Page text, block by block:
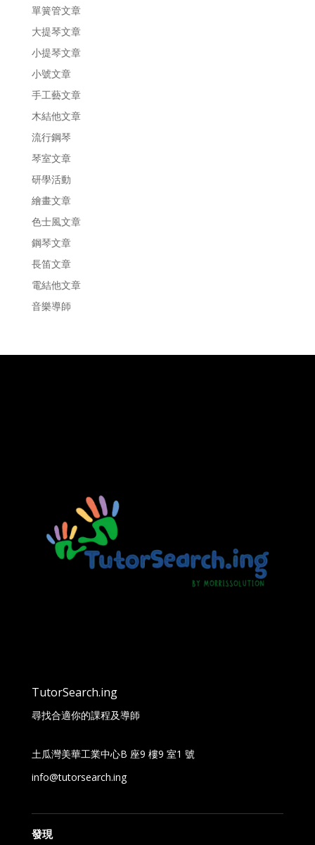
單簧管文章
大提琴文章
小提琴文章
小號文章
手工藝文章
木結他文章
流行鋼琴
琴室文章
研學活動
繪畫文章
色士風文章
鋼琴文章
長笛文章
電結他文章
音樂導師
TutorSearch.ing
尋找合適你的課程及導師
土瓜灣美華工業中心B 座9 樓9 室1 號
info@tutorsearch.ing
發現